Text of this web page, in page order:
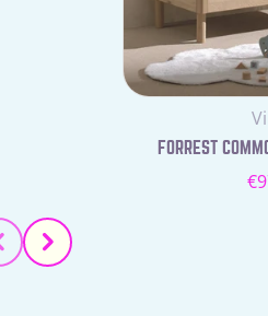
FORREST